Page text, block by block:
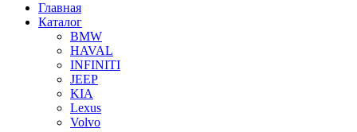
Главная
Каталог
BMW
HAVAL
INFINITI
JEEP
KIA
Lexus
Volvo